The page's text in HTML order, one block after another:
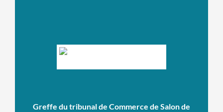
Greffe du tribunal de Commerce de Salon de